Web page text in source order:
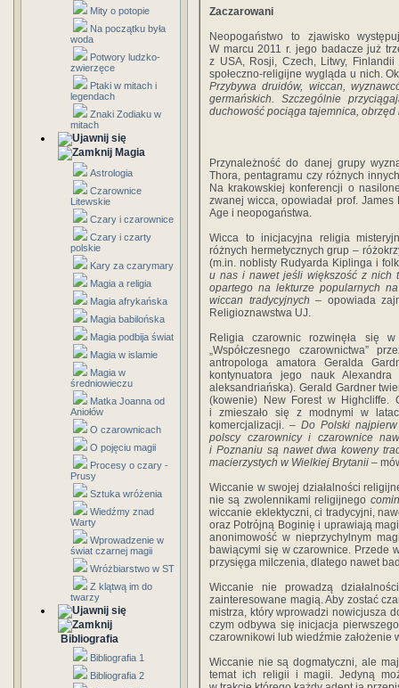
Mity o potopie
Na początku była
woda
Potwory ludzko-
zwierzęce
Ptaki w mitach i
legendach
Znaki Zodiaku w
mitach
Magia
Astrologia
Czarownice
Litewskie
Czary i czarownice
Czary i czarty
polskie
Kary za czarymary
Magia a religia
Magia afrykańska
Magia babilońska
Magia podbija świat
Magia w islamie
Magia w
średniowieczu
Matka Joanna od
Aniołów
O czarownicach
O pojęciu magii
Procesy o czary -
Prusy
Sztuka wróżenia
Wiedźmy znad
Warty
Wprowadzenie w
świat czarnej magii
Wróżbiarstwo w ST
Z klątwą im do
twarzy
Bibliografia
Bibliografia 1
Bibliografia 2
Zaczarowani
Neopogaństwo to zjawisko
W marcu 2011 r. jego badacze już
z USA, Rosji, Czech, Litwy,
społeczno-religijne wygląda u nich.
Przybywa druidów, wiccan,
germańskich. Szczególnie
duchowość pociąga tajemnica,
Przynależność do danej grupy
Thora, pentagramu czy różnych
Na krakowskiej konferencji o
zwanej wicca, opowiadał prof.
Age i neopogaństwa.
Wicca to inicjacyjna religia
różnych hermetycznych grup –
(m.in. noblisty Rudyarda Kiplinga i
u nas i nawet jeśli większość z nich
opartego na lekturze popularnych
wiccan tradycyjnych– opowiada
Religioznawstwa UJ.
Religia czarownic rozwinęła się
„Współczesnego czarownictwa”
antropologa amatora Geralda
kontynuatora jego nauk
aleksandriańska). Gerald Gardner
(kowenie) New Forest w Highcliffe.
i zmieszało się z modnymi w
komercjalizacji. –Do Polski
polscy czarownicy i czarownice
i Poznaniu są nawet dwa koweny
macierzystych w Wielkiej Brytanii –
Wiccanie w swojej działalności
nie są zwolennikami religijnego
wiccanie eklektyczni, ci tradycyjni,
oraz Potrójną Boginię i uprawiają
anonimowość w nieprzychylnym
bawiącymi się w czarownice. Przede
przysięga milczenia, dlatego nawet
Wiccanie nie prowadzą
zainteresowane magią. Aby zostać
mistrza, który wprowadzi nowicjusza
czym odbywa się inicjacja
czarownikowi lub wiedźmie założenie
Wiccanie nie są dogmatyczni, ale
temat ich religii i magii. Jedyną